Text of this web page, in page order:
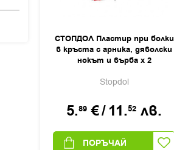
СТОПДОЛ Пластир при болки
в кръста с арника, дяволски
нокът и върба х 2
Stopdol
5.89 €/11.52 лв.
ПОРЪЧАЙ